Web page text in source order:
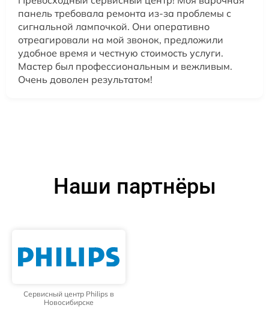
панель требовала ремонта из-за проблемы с
сигнальной лампочкой. Они оперативно
отреагировали на мой звонок, предложили
удобное время и честную стоимость услуги.
Мастер был профессиональным и вежливым.
Очень доволен результатом!
Наши партнёры
Сервисный центр Philips в
Новосибирске